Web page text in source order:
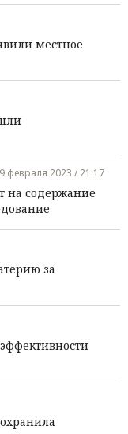
местное
февраля 2023 / 21:17
на содержание
за